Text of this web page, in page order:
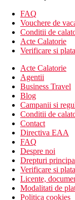
Descrierea
hol de
3
rezervare,
4 bare
wi-fi
piscina
piscina
piscina
diapozitive
loc de
mini club
Descrierea plajei
nisip-pietriș
dig
accesibil
Activitati sportive
FAQ
Vouchere de
Conditii de
Acte Calatorie
Verificare si
Acte Calatorie
Agentii
Business Travel
Blog
Campanii si
Conditii de
Contact
Directiva EAA
FAQ
Despre noi
Drepturi
Verificare si
Licente,
Modalitati de
Politica cookies